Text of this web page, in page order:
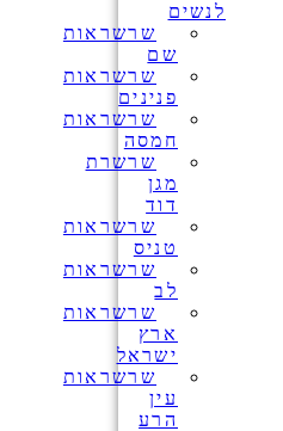
לנשים
שרשראות
שם
שרשראות
פנינים
שרשראות
חמסה
שרשרת
מגן
דוד
שרשראות
טניס
שרשראות
לב
שרשראות
ארץ
ישראל
שרשראות
עין
הרע